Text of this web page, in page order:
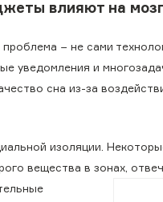
влияют на
− не сами
уведомления и
сна из-за
изоляции.
вещества в зонах,